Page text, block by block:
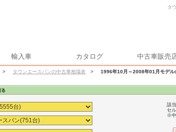
輸入車 カタログ 中古車販売
> タウンエースバンの中古車相場表 > 1996年10月～2008年01月モデル
タ
該
セ
※中